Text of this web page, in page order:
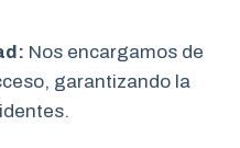
Nos encargamos de
garantizando la